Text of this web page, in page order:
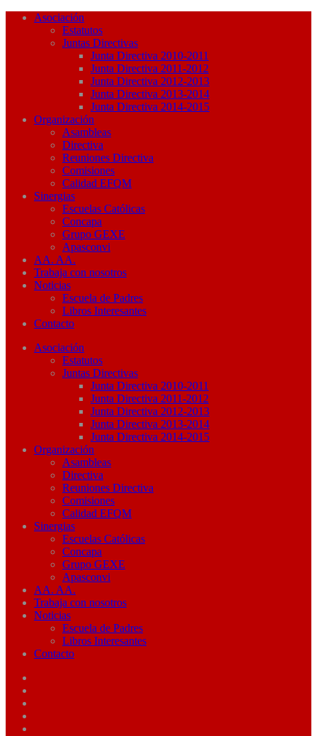
Asociación
Estatutos
Juntas Directivas
Junta Directiva 2010-2011
Junta Directiva 2011-2012
Junta Directiva 2012-2013
Junta Directiva 2013-2014
Junta Directiva 2014-2015
Organización
Asambleas
Directiva
Reuniones Directiva
Comisiones
Calidad EFQM
Sinergias
Escuelas Católicas
Concapa
Grupo GEXE
Apasconvi
AA. AA.
Trabaja con nosotros
Noticias
Escuela de Padres
Libros Interesantes
Contacto
Asociación
Estatutos
Juntas Directivas
Junta Directiva 2010-2011
Junta Directiva 2011-2012
Junta Directiva 2012-2013
Junta Directiva 2013-2014
Junta Directiva 2014-2015
Organización
Asambleas
Directiva
Reuniones Directiva
Comisiones
Calidad EFQM
Sinergias
Escuelas Católicas
Concapa
Grupo GEXE
Apasconvi
AA. AA.
Trabaja con nosotros
Noticias
Escuela de Padres
Libros Interesantes
Contacto